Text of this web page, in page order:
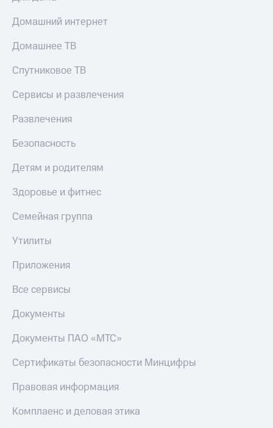
Домашний интернет
Домашнее ТВ
Спутниковое ТВ
Сервисы и развлечения
Развлечения
Безопасность
Детям и родителям
Здоровье и фитнес
Семейная группа
Утилиты
Приложения
Все сервисы
Документы
Документы ПАО «МТС»
Сертификаты безопасности Минцифры
Правовая информация
Комплаенс и деловая этика